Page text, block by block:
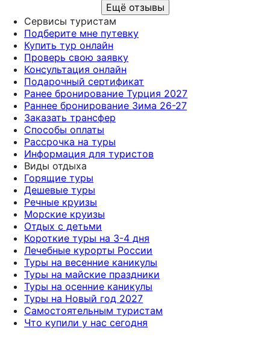
рекомендовала агентство родственникам,
друзьям и знакомым. Что же касается меня, то
обязательно буду обращаться в данное
турагентство.
Ещё отзывы
Сервисы туристам
Подберите мне путевку
Купить тур онлайн
Проверь свою заявку
Консультация онлайн
Подарочный сертификат
Ранее бронирование Турция 2027
Раннее бронирование Зима 26-27
Заказать трансфер
Способы оплаты
Рассрочка на туры
Информация для туристов
Виды отдыха
Горящие туры
Дешевые туры
Речные круизы
Морские круизы
Отдых с детьми
Короткие туры на 3-4 дня
Лечебные курорты России
Туры на весенние каникулы
Туры на майские праздники
Туры на осенние каникулы
Туры на Новый год 2027
Самостоятельным туристам
Что купили у нас сегодня